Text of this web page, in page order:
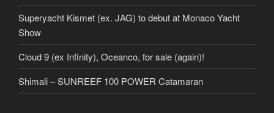
Superyacht Kismet (ex. JAG) to debut at Monaco Yacht
Show
Cloud 9 (ex Infinity), Oceanco, for sale (again)!
Shimali – SUNREEF 100 POWER Catamaran